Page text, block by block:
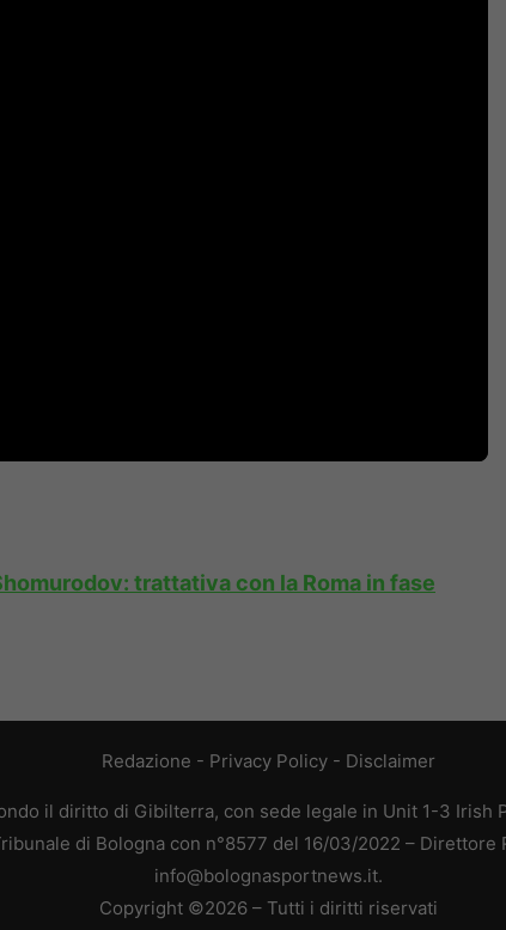
trattativa con la Roma in fase
Redazione - Privacy Policy- Disclaimer
il diritto di Gibilterra, con sede legale in Unit 1-3 Irish
di Bologna con n°8577 del 16/03/2022 – Direttore
info@bolognasportnews.it.
Copyright ©2026 – Tutti i diritti riservati